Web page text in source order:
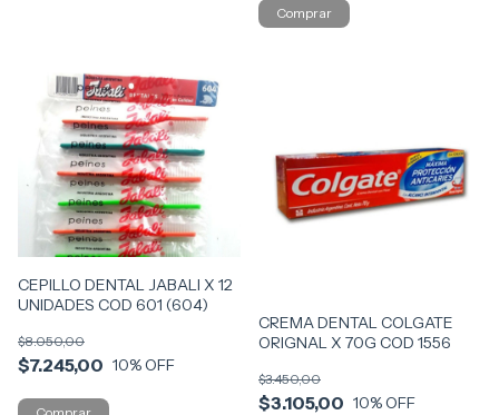
CEPILLO DENTAL JABALI X 12
UNIDADES COD 601 (604)
$7.245,00
$8.050,00
10% OFF
CREMA DENTAL COLGATE
ORIGNAL X 70G COD 1556
$3.105,00
$3.450,00
10% OFF